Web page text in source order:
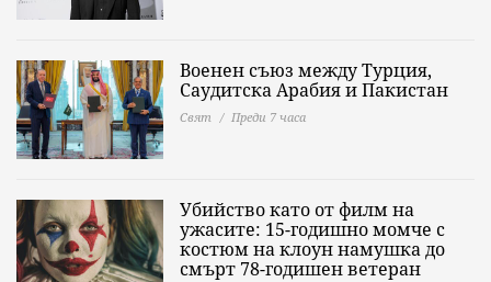
Военен съюз между Турция,
Саудитска Арабия и Пакистан
Свят Преди 7 часа
Убийство като от филм на
ужасите: 15-годишно момче с
костюм на клоун намушка до
смърт 78-годишен ветеран